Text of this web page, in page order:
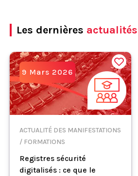
Les dernières actualités
9 Mars 2026
ACTUALITÉ DES MANIFESTATIONS
/ FORMATIONS
Registres sécurité
digitalisés : ce que le